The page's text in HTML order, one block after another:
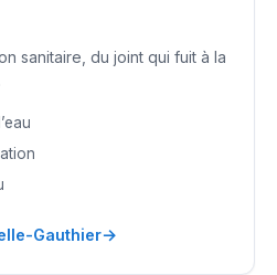
sanitaire, du joint qui fuit à la
Gauthier→